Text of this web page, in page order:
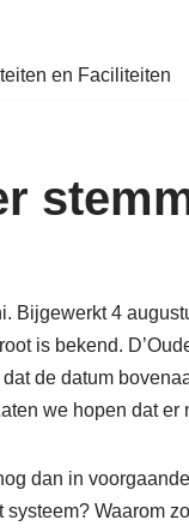
en Faciliteiten
Bijgewerkt 4
is bekend.
de datum
we hopen dat
dan in
systeem? Waarom